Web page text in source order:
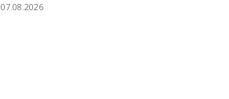
07.08.2026